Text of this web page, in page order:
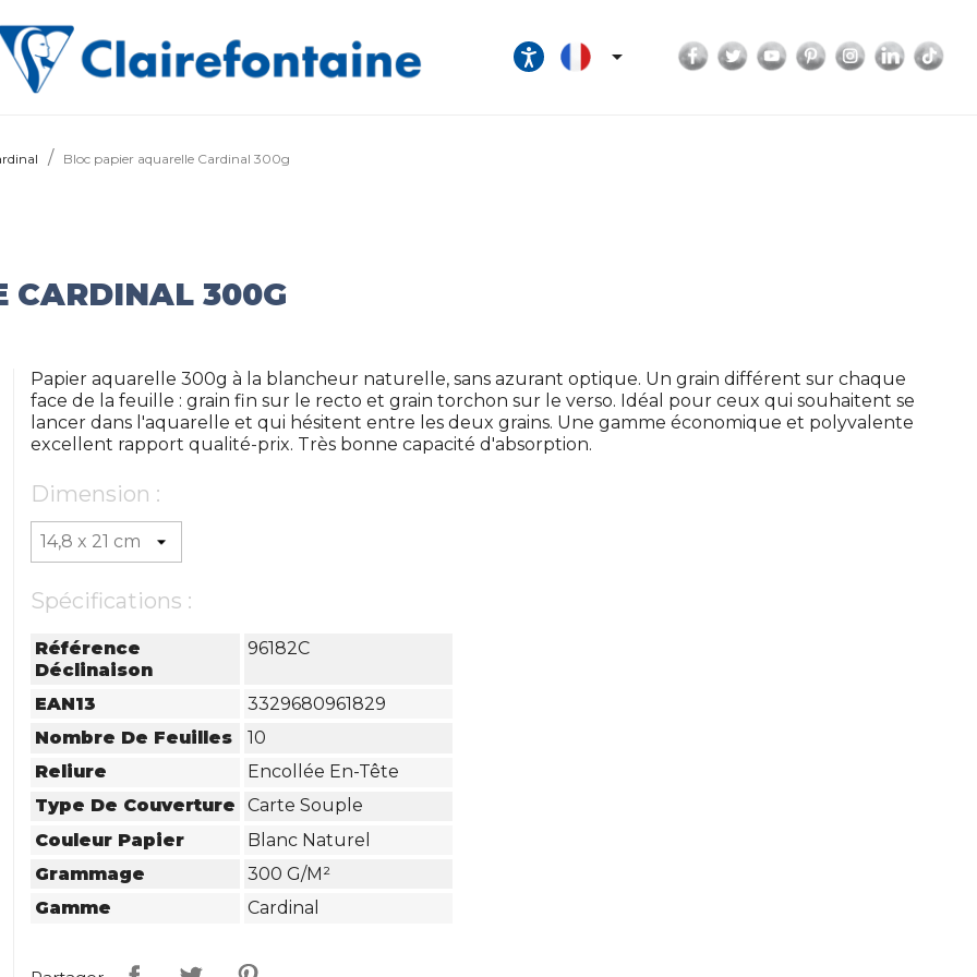
 Facebook
TwitterYouTubePinterestInstagram
Bloc papier aquarelle Cardinal 300g
CARDINAL 300G
Papier aquarelle 300g à la blancheur naturelle, sans azurant optique. Un grain différent sur chaque
face de la feuille : grain fin sur le recto et grain torchon sur le verso. Idéal pour ceux qui souhaitent se
lancer dans l'aquarelle et qui hésitent entre les deux grains. Une gamme économique et polyvalente
excellent rapport qualité-prix. Très bonne capacité d'absorption.
Dimension :
Spécifications :
Référence
Déclinaison
96182C
EAN13
3329680961829
Nombre De Feuilles
10
Reliure
Encollée En-Tête
Type De Couverture
Carte Souple
Couleur Papier
Blanc Naturel
Grammage
300 G/m²
Gamme
Cardinal